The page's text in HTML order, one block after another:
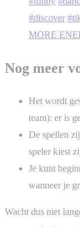
#discover
MORE
Nog meer
Het wordt
team): er is
De spellen
speler kiest
Je kunt
wanneer je
Wacht dus niet